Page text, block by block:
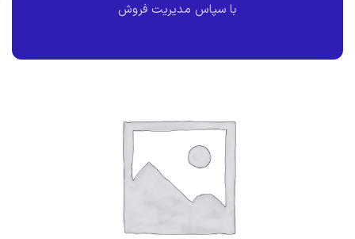
با سپاس مدیریت فروش